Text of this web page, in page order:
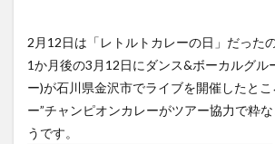
2月12日は「レトルトカレーの日」だった
1か月後の3月12日にダンス&ボーカルグル
ー)が石川県金沢市でライブを開催したと
ー”チャンピオンカレーがツアー協力で粋
うです。